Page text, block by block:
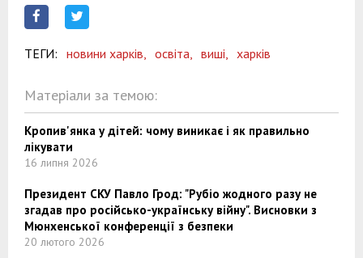
ТЕГИ: новини харків, освіта, виші, харків
Матеріали за темою:
Кропив'янка у дітей: чому виникає і як правильно
лікувати
16 липня 2026
Президент СКУ Павло Грод: "Рубіо жодного разу не
згадав про російсько-українську війну". Висновки з
Мюнхенської конференції з безпеки
20 лютого 2026